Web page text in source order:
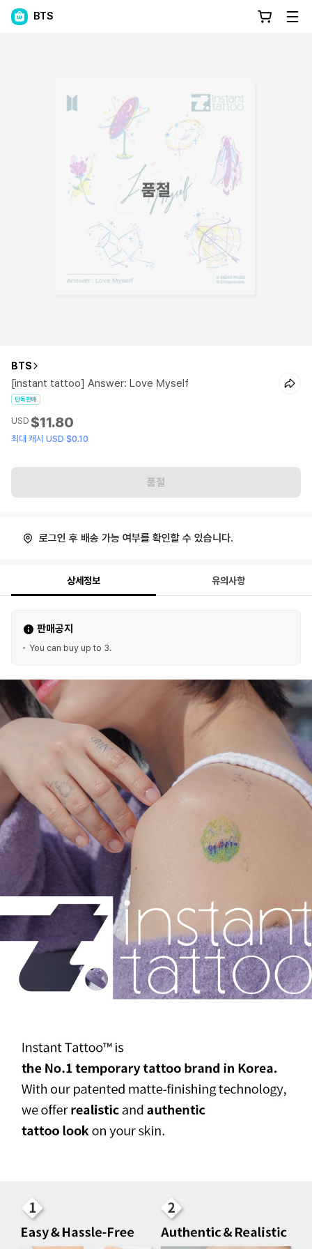
BTS
품절
BTS
[instant tattoo] Answer: Love Myself
단독판매
USD $11.80
최대 캐시 USD $0.10
품절
로그인 후 배송 가능 여부를 확인할 수 있습니다.
상세정보 유의사항
판매공지
You can buy up to 3.